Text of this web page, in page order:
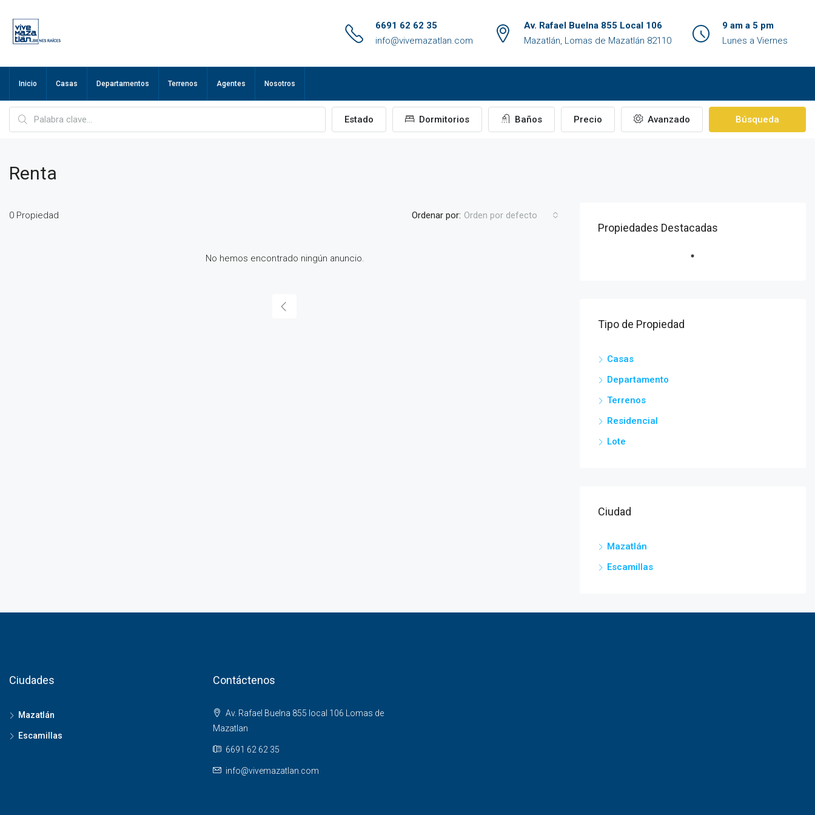
6691 62 62 35
info@vivemazatlan.com
Av. Rafael Buelna 855 Local 106
Mazatlán, Lomas de Mazatlán 82110
9 am a 5 pm
Lunes a Viernes
Inicio Casas Departamentos Terrenos Agentes Nosotros
Estado Dormitorios Baños Precio Avanzado Búsqueda
Renta
0 Propiedad Ordenar por: Orden por defecto
No hemos encontrado ningún anuncio.
Propiedades Destacadas
Tipo de Propiedad
Casas
Departamento
Terrenos
Residencial
Lote
Ciudad
Mazatlán
Escamillas
Ciudades
Mazatlán
Escamillas
Contáctenos
Av. Rafael Buelna 855 local 106 Lomas de
Mazatlan
6691 62 62 35
info@vivemazatlan.com